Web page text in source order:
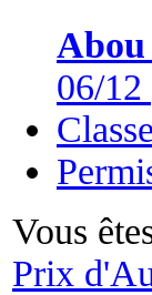
06/12
Vous
Prix